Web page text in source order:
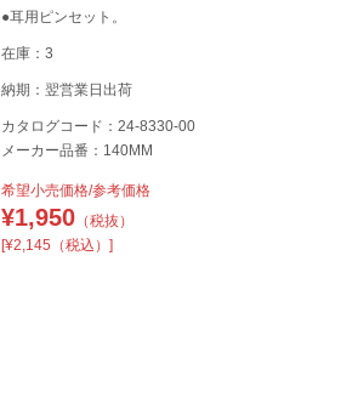
●耳用ピンセット。
在庫：3
納期：翌営業日出荷
カタログコード：24-8330-00
メーカー品番：140MM
希望小売価格/参考価格
¥1,950（税抜）
[¥2,145（税込）]